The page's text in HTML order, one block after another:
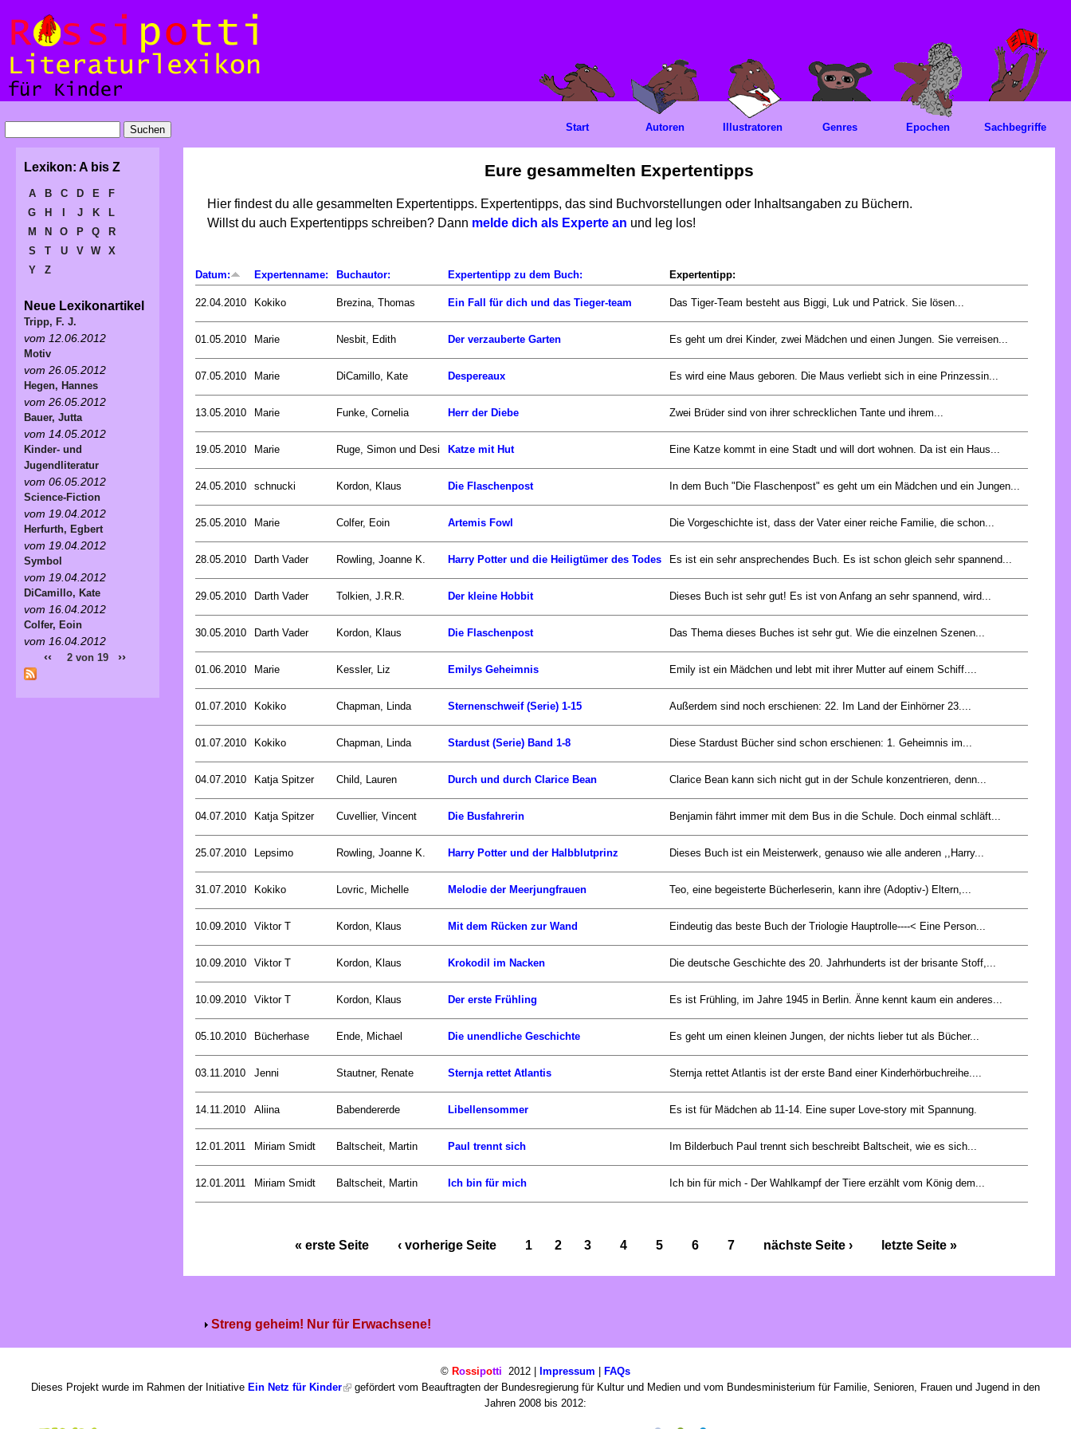
Eure gesammelten Expertentipps
Hier findest du alle gesammelten Expertentipps. Expertentipps, das sind Buchvorstellungen oder Inhaltsangaben zu Büchern.
Willst du auch Expertentipps schreiben? Dann melde dich als Experte an und leg los!
Datum: Expertenname: Buchautor: Expertentipp zu dem Buch: Expertentipp:
22.04.2010 Kokiko Brezina, Thomas Ein Fall für dich und das Tieger-team Das Tiger-Team besteht aus Biggi, Luk und Patrick. Sie lösen...
01.05.2010 Marie Nesbit, Edith Der verzauberte Garten Es geht um drei Kinder, zwei Mädchen und einen Jungen. Sie verreisen...
07.05.2010 Marie DiCamillo, Kate Despereaux Es wird eine Maus geboren. Die Maus verliebt sich in eine Prinzessin...
13.05.2010 Marie Funke, Cornelia Herr der Diebe Zwei Brüder sind von ihrer schrecklichen Tante und ihrem...
19.05.2010 Marie Ruge, Simon und Desi Katze mit Hut Eine Katze kommt in eine Stadt und will dort wohnen. Da ist ein Haus...
24.05.2010 schnucki Kordon, Klaus Die Flaschenpost In dem Buch "Die Flaschenpost" es geht um ein Mädchen und ein Jungen...
25.05.2010 Marie Colfer, Eoin Artemis Fowl Die Vorgeschichte ist, dass der Vater einer reiche Familie, die schon...
28.05.2010 Darth Vader Rowling, Joanne K. Harry Potter und die Heiligtümer des Todes Es ist ein sehr ansprechendes Buch. Es ist schon gleich sehr spannend...
29.05.2010 Darth Vader Tolkien, J.R.R. Der kleine Hobbit Dieses Buch ist sehr gut! Es ist von Anfang an sehr spannend, wird...
30.05.2010 Darth Vader Kordon, Klaus Die Flaschenpost Das Thema dieses Buches ist sehr gut. Wie die einzelnen Szenen...
01.06.2010 Marie Kessler, Liz Emilys Geheimnis Emily ist ein Mädchen und lebt mit ihrer Mutter auf einem Schiff....
01.07.2010 Kokiko Chapman, Linda Sternenschweif (Serie) 1-15 Außerdem sind noch erschienen: 22. Im Land der Einhörner 23....
01.07.2010 Kokiko Chapman, Linda Stardust (Serie) Band 1-8 Diese Stardust Bücher sind schon erschienen: 1. Geheimnis im...
04.07.2010 Katja Spitzer Child, Lauren Durch und durch Clarice Bean Clarice Bean kann sich nicht gut in der Schule konzentrieren, denn...
04.07.2010 Katja Spitzer Cuvellier, Vincent Die Busfahrerin Benjamin fährt immer mit dem Bus in die Schule. Doch einmal schläft...
25.07.2010 Lepsimo Rowling, Joanne K. Harry Potter und der Halbblutprinz Dieses Buch ist ein Meisterwerk, genauso wie alle anderen ,,Harry...
31.07.2010 Kokiko Lovric, Michelle Melodie der Meerjungfrauen Teo, eine begeisterte Bücherleserin, kann ihre (Adoptiv-) Eltern,...
10.09.2010 Viktor T Kordon, Klaus Mit dem Rücken zur Wand Eindeutig das beste Buch der Triologie Hauptrolle----< Eine Person...
10.09.2010 Viktor T Kordon, Klaus Krokodil im Nacken Die deutsche Geschichte des 20. Jahrhunderts ist der brisante Stoff,...
10.09.2010 Viktor T Kordon, Klaus Der erste Frühling Es ist Frühling, im Jahre 1945 in Berlin. Änne kennt kaum ein anderes...
05.10.2010 Bücherhase Ende, Michael Die unendliche Geschichte Es geht um einen kleinen Jungen, der nichts lieber tut als Bücher...
03.11.2010 Jenni Stautner, Renate Sternja rettet Atlantis Sternja rettet Atlantis ist der erste Band einer Kinderhörbuchreihe....
14.11.2010 Aliina Babendererde Libellensommer Es ist für Mädchen ab 11-14. Eine super Love-story mit Spannung.
12.01.2011 Miriam Smidt Baltscheit, Martin Paul trennt sich Im Bilderbuch Paul trennt sich beschreibt Baltscheit, wie es sich...
12.01.2011 Miriam Smidt Baltscheit, Martin Ich bin für mich Ich bin für mich - Der Wahlkampf der Tiere erzählt vom König dem...
« erste Seite ‹ vorherige Seite 1 2 3 4 5 6 7 nächste Seite › letzte Seite »
Streng geheim! Nur für Erwachsene!
Start Autoren Illustratoren Genres Epochen Sachbegriffe
Lexikon: A bis Z
A B C D E
F
G
H J K
L
M
N O P Q
R
S
T U V W
X
Y
Z
Neue Lexikonartikel
Tripp, F. J.
vom 12.06.2012
Motiv
vom 26.05.2012
Hegen, Hannes
vom 26.05.2012
Bauer, Jutta
vom 14.05.2012
Kinder- und
Jugendliteratur
vom 06.05.2012
Science-Fiction
vom 19.04.2012
Herfurth, Egbert
vom 19.04.2012
Symbol
vom 19.04.2012
DiCamillo, Kate
vom 16.04.2012
Colfer, Eoin
vom 16.04.2012
‹‹ 2 von 19 ››
© Rossipotti 2012 | Impressum | FAQs
Dieses Projekt wurde im Rahmen der Initiative Ein Netz für Kinder
gefördert vom Beauftragten der Bundesregierung für Kultur und Medien und vom Bundesministerium für Familie, Senioren, Frauen und Jugend in den
Jahren 2008 bis 2012: